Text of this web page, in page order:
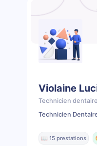
Violaine
Technicien
Technicien
📖 15 prestations